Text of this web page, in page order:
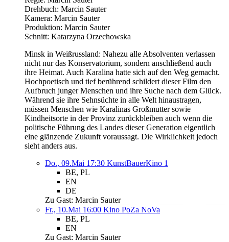
Drehbuch: Marcin Sauter
Kamera: Marcin Sauter
Produktion: Marcin Sauter
Schnitt: Katarzyna Orzechowska
Minsk in Weißrussland: Nahezu alle Absolventen verlassen
nicht nur das Konservatorium, sondern anschließend auch
ihre Heimat. Auch Karalina hatte sich auf den Weg gemacht.
Hochpoetisch und tief berührend schildert dieser Film den
Aufbruch junger Menschen und ihre Suche nach dem Glück.
Während sie ihre Sehnsüchte in alle Welt hinaustragen,
müssen Menschen wie Karalinas Großmutter sowie
Kindheitsorte in der Provinz zurückbleiben auch wenn die
politische Führung des Landes dieser Generation eigentlich
eine glänzende Zukunft voraussagt. Die Wirklichkeit jedoch
sieht anders aus.
Do., 09.Mai 17:30 KunstBauerKino 1
BE, PL
EN
DE
Zu Gast: Marcin Sauter
Fr., 10.Mai 16:00 Kino PoZa NoVa
BE, PL
EN
Zu Gast: Marcin Sauter